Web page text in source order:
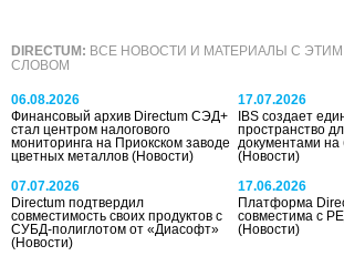
DIRECTUM: ВСЕ НОВОСТИ И МАТЕРИАЛЫ С
СЛОВОМ
06.08.2026
Финансовый архив Directum СЭД+
стал центром налогового
мониторинга на Приокском заводе
цветных металлов (Новости)
17.07.2026
IBS создает
пространство
документами на
(Новости)
07.07.2026
Directum подтвердил
совместимость своих продуктов с
СУБД-полиглотом от «Диасофт»
(Новости)
17.06.2026
Платформа
совместима с
(Новости)